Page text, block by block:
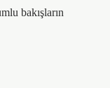
bakışların